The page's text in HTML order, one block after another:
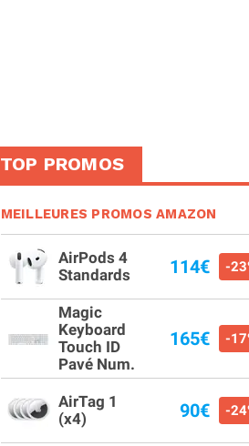
TOP PROMOS
MEILLEURES PROMOS AMAZON
AirPods 4
Standards
114€ -
Magic
Keyboard
Touch ID
Pavé Num.
165€ -
AirTag 1
(x4)
90€ -